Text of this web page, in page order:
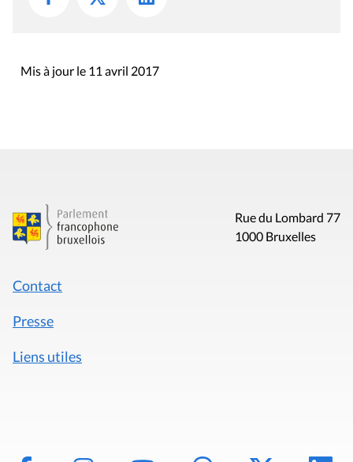
Mis à jour le 11 avril 2017
Rue du Lombard 77
1000 Bruxelles
Contact
Presse
Liens utiles